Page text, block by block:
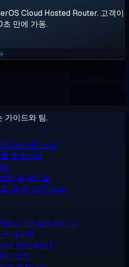
Cloud Hosted Router. 고객이
만에 가동.
가이드와 팀.
지니어링 노트
튜토리얼
지
대 대안들
, 문서, 도구, 뉴스
에서 네트워크 테스트
가동률
평점 4.6/5
지 않음